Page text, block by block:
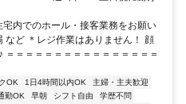
内でのホール・接客業務をお願い
など ＊レジ作業はありません！ 顔
＝＝＝＝＝＝＝＝＝＝＝＝＝＝＝
OK 1日4時間以内OK
主婦・主夫歓迎
勤OK 早朝 シフト自由 学歴不問